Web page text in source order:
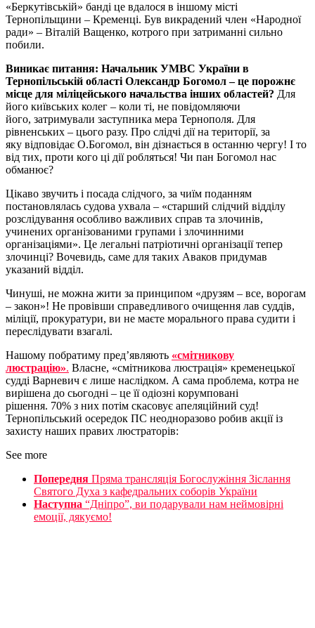
«Беркутівській» банді це вдалося в іншому місті
Тернопільщини – Кременці. Був викрадений член «Народної
ради» – Віталій Ващенко, котрого при затриманні сильно
побили.
Виникає питання: Начальник УМВС України в
Тернопільській області Олександр Богомол – це порожнє
місце для міліцейського начальства інших областей? Для
його київських колег – коли ті, не повідомляючи
його, затримували заступника мера Тернополя. Для
рівненських – цього разу. Про слідчі дії на території, за
яку відповідає О.Богомол, він дізнається в останню чергу! І то
від тих, проти кого ці дії робляться! Чи пан Богомол нас
обманює?
Цікаво звучить і посада слідчого, за чиїм поданням
постановлялась судова ухвала – «старший слідчий відділу
розслідування особливо важливих справ та злочинів,
учинених організованими групами і злочинними
організаціями». Це легальні патріотичні організації тепер
злочинці? Вочевидь, саме для таких Аваков придумав
указаний відділ.
Чинуші, не можна жити за принципом «друзям – все, ворогам
– закон»! Не провівши справедливого очищення лав суддів,
міліції, прокуратури, ви не маєте морального права судити і
переслідувати взагалі.
Нашому побратиму пред’являють «смітникову
люстрацію». Власне, «смітникова люстрація» кременецької
судді Варневич є лише наслідком. А сама проблема, котра не
вирішена до сьогодні – це її одіозні корумповані
рішення. 70% з них потім скасовує апеляційний суд!
Тернопільський осередок ПС неодноразово робив акції із
захисту наших правих люстраторів:
See more
Попередня Пряма трансляція Богослужіння Зіслання
Святого Духа з кафедральних соборів України
Наступна “Дніпро”, ви подарували нам неймовірні
емоції, дякуємо!